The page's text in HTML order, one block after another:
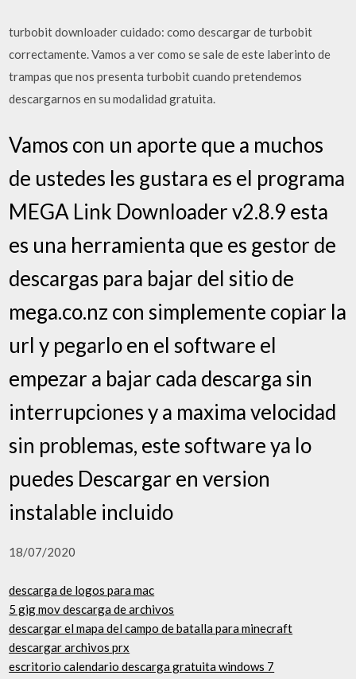
turbobit downloader cuidado: como descargar de turbobit
correctamente. Vamos a ver como se sale de este laberinto de
trampas que nos presenta turbobit cuando pretendemos
descargarnos en su modalidad gratuita.
Vamos con un aporte que a muchos
de ustedes les gustara es el programa
MEGA Link Downloader v2.8.9 esta
es una herramienta que es gestor de
descargas para bajar del sitio de
mega.co.nz con simplemente copiar la
url y pegarlo en el software el
empezar a bajar cada descarga sin
interrupciones y a maxima velocidad
sin problemas, este software ya lo
puedes Descargar en version
instalable incluido
18/07/2020
descarga de logos para mac
5 gig mov descarga de archivos
descargar el mapa del campo de batalla para minecraft
descargar archivos prx
escritorio calendario descarga gratuita windows 7